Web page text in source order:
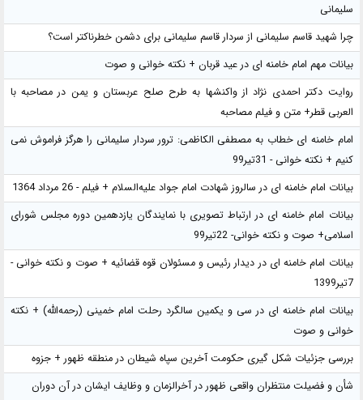
سلیمانی
چرا شهید قاسم سلیمانی از سردار قاسم سلیمانی برای دشمن خطرناکتر است؟
بیانات مهم امام خامنه ای در عید قربان + نکته خوانی و صوت
روایت دکتر احمدی نژاد از واکنشها به طرح صلح عربستان و یمن در مصاحبه با
العربی قطر+ متن و فیلم مصاحبه
امام خامنه ای خطاب به مصطفی الکاظمی: ترور سردار سلیمانی را هرگز فراموش نمی
کنیم + نکته خوانی - 31تیر99
بیانات امام خامنه ای در سالروز شهادت امام جواد علیه‌السلام + فیلم - 26 مرداد 1364
بیانات امام خامنه ای در ارتباط تصویری با نمایندگان یازدهمین دوره مجلس شورای
اسلامی+ صوت و نکته خوانی- 22تیر99
بیانات امام خامنه ای در دیدار رئیس و مسئولان قوه قضائیه + صوت و نکته خوانی -
7تیر1399
بیانات امام خامنه ای در سی و یکمین سالگرد رحلت امام خمینی (رحمه‌الله) + نکته
خوانی و صوت
بررسی جزئیات شکل گیری حکومت آخرین سپاه شیطان در منطقه ظهور + جزوه
شأن و فضیلت منتظران واقعی ظهور در آخرالزمان و وظایف ایشان در آن دوران